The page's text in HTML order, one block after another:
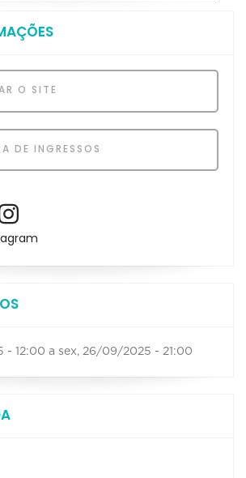
O SITE
DE INGRESSOS
- 12:00 a sex, 26/09/2025 - 21:00